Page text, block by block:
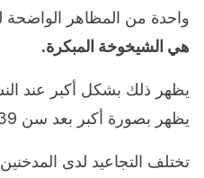
واحدة من المظاهر الواضحة
هي الشيخوخة المبكرة.
يظهر ذلك بشكل أكبر عند
يظهر بصورة أكبر بعد سن 39.
تختلف التجاعيد لدى